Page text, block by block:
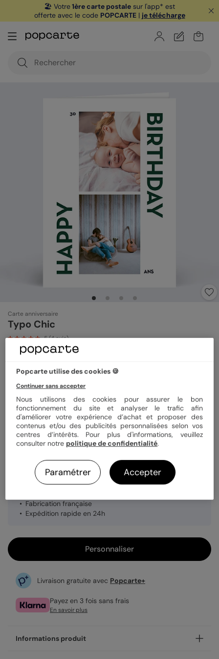
🏖️ Votre1ère carte postale sur l'app* est
offerte avec le code POPCARTE| je télécharge
Carte anniversaire
Typo Chic
5(4avis)
Format
Papier Papier Satiné
Quantité 1 carte
3,99 €
Fabrication française
Expédition rapide en 24h
Personnaliser
Livraison gratuite avec Popcarte+
Payez en 3 fois sans frais
En savoir plus
Informations produit
Popcarte utilise des cookies 🍪
Continuer sans accepter
Nous utilisons des cookies pour assurer le bon
fonctionnement du site et analyser le trafic afin
d'améliorer votre expérience d’achat et proposer des
contenus et/ou des publicités personnalisées selon vos
centres d’intérêts. Pour plus d'informations, veuillez
consulter notre politique de confidentialité.
Paramétrer Accepter